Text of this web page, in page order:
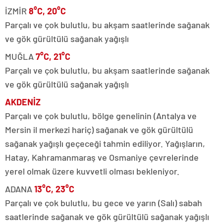
İZMİR 8°C, 20°C
Parçalı ve çok bulutlu, bu akşam saatlerinde sağanak
ve gök gürültülü sağanak yağışlı
MUĞLA7°C, 21°C
Parçalı ve çok bulutlu, bu akşam saatlerinde sağanak
ve gök gürültülü sağanak yağışlı
AKDENİZ
Parçalı ve çok bulutlu, bölge genelinin (Antalya ve
Mersin il merkezi hariç) sağanak ve gök gürültülü
sağanak yağışlı geçeceği tahmin ediliyor. Yağışların,
Hatay, Kahramanmaraş ve Osmaniye çevrelerinde
yerel olmak üzere kuvvetli olması bekleniyor.
ADANA13°C, 23°C
Parçalı ve çok bulutlu, bu gece ve yarın (Salı) sabah
saatlerinde sağanak ve gök gürültülü sağanak yağışlı